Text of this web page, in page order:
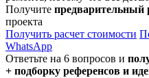
Получите предварительный
проекта
Получить расчет стоимости
WhatsApp
Ответьте на 6 вопросов и
+ подборку референсов и